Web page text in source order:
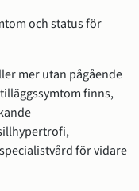
och status för
mer utan pågående
finns,
för vidare